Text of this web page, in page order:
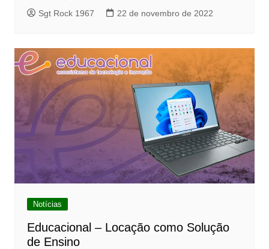
Sgt Rock 1967 22 de novembro de 2022
Notícias
Educacional – Locação como Solução
de Ensino